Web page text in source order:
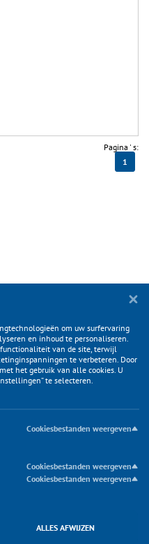
Pagina ' s:
1
om uw surfervaring
en inhoud te personaliseren.
van de site, terwijl
te verbeteren. Door
het gebruik van alle cookies. U
te selecteren.
Cookiesbestanden weergeven
Cookiesbestanden weergeven
Cookiesbestanden weergeven
ALLES AFWIJZEN